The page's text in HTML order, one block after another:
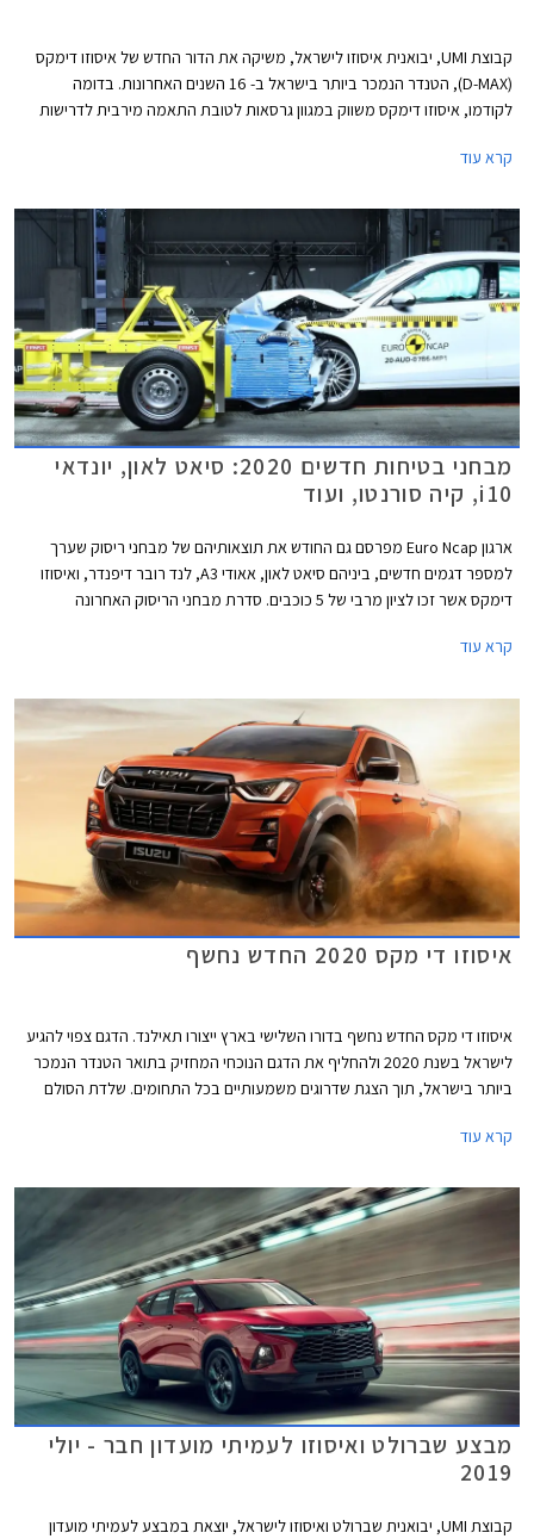
קבוצת UMI, יבואנית איסוזו לישראל, משיקה את הדור החדש של איסוזו דימקס
(D-MAX), הטנדר הנמכר ביותר בישראל ב- 16 השנים האחרונות. בדומה
לקודמו, איסוזו דימקס משווק במגוון גרסאות לטובת התאמה מירבית לדרישות
ידני או אוטומטי, והנעה אחורית או כפולה 4x4.
קרא עוד
מבחני בטיחות חדשים 2020: סיאט לאון, יונדאי
i10, קיה סורנטו, ועוד
ארגון Euro Ncap מפרסם גם החודש את תוצאותיהם של מבחני ריסוק שערך
למספר דגמים חדשים, ביניהם סיאט לאון, אאודי A3, לנד רובר דיפנדר, ואיסוזו
דימקס אשר זכו לציון מרבי של 5 כוכבים. סדרת מבחני הריסוק האחרונה
דרישות הבטיחות העומדות בפני היצרנים.
קרא עוד
איסוזו די מקס 2020 החדש נחשף
איסוזו די מקס החדש נחשף בדורו השלישי בארץ ייצורו תאילנד. הדגם צפוי להגיע
לישראל בשנת 2020 ולהחליף את הדגם הנוכחי המחזיק בתואר הטנדר הנמכר
ביותר בישראל, תוך הצגת שדרוגים משמעותיים בכל התחומים. שלדת הסולם
קרא עוד
מבצע שברולט ואיסוזו לעמיתי מועדון חבר - יולי
2019
קבוצת UMI, יבואנית שברולט ואיסוזו לישראל, יוצאת במבצע לעמיתי מועדון